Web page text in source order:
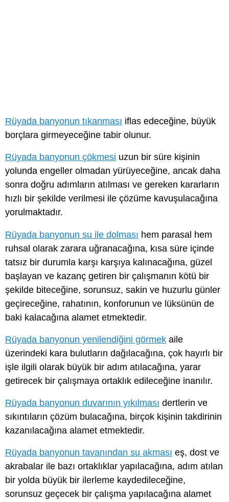
Rüyada banyonun tıkanması iflas edeceğine, büyük
borçlara girmeyeceğine tabir olunur.
Rüyada banyonun çökmesi uzun bir süre kişinin
yolunda engeller olmadan yürüyeceğine, ancak daha
sonra doğru adımların atılması ve gereken kararların
hızlı bir şekilde verilmesi ile çözüme kavuşulacağına
yorulmaktadır.
Rüyada banyonun su ile dolması hem parasal hem
ruhsal olarak zarara uğranacağına, kısa süre içinde
tatsız bir durumla karşı karşıya kalınacağına, güzel
başlayan ve kazanç getiren bir çalışmanın kötü bir
şekilde biteceğine, sorunsuz, sakin ve huzurlu günler
geçireceğine, rahatının, konforunun ve lüksünün de
baki kalacağına alamet etmektedir.
Rüyada banyonun yenilendiğini görmek aile
üzerindeki kara bulutların dağılacağına, çok hayırlı bir
işle ilgili olarak büyük bir adım atılacağına, yarar
getirecek bir çalışmaya ortaklık edileceğine inanılır.
Rüyada banyonun duvarının yıkılması dertlerin ve
sıkıntıların çözüm bulacağına, birçok kişinin takdirinin
kazanılacağına alamet etmektedir.
Rüyada banyonun tavanından su akması eş, dost ve
akrabalar ile bazı ortaklıklar yapılacağına, adım atılan
bir yolda büyük bir ilerleme kaydedileceğine,
sorunsuz geçecek bir çalışma yapılacağına alamet